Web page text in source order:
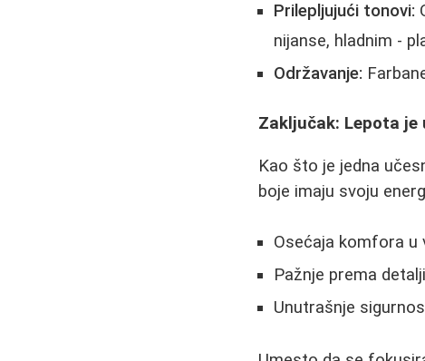
Prilepljujući tonovi:
nijanse, hladnim -
Održavanje:
Zaključak: Lepota
Kao što je jedna
boje imaju svoju
Osećaja komfora
Pažnje prema
Unutrašnje